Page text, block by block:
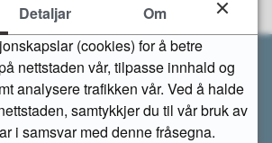
Detaljar
Om
(cookies) for å betre
nettstaden vår, tilpasse innhald og
analysere trafikken vår. Ved å halde
samtykkjer du til vår bruk av
i samsvar med denne fråsegna.